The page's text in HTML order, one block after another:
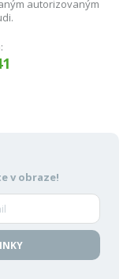
autorizovaným
v obraze!